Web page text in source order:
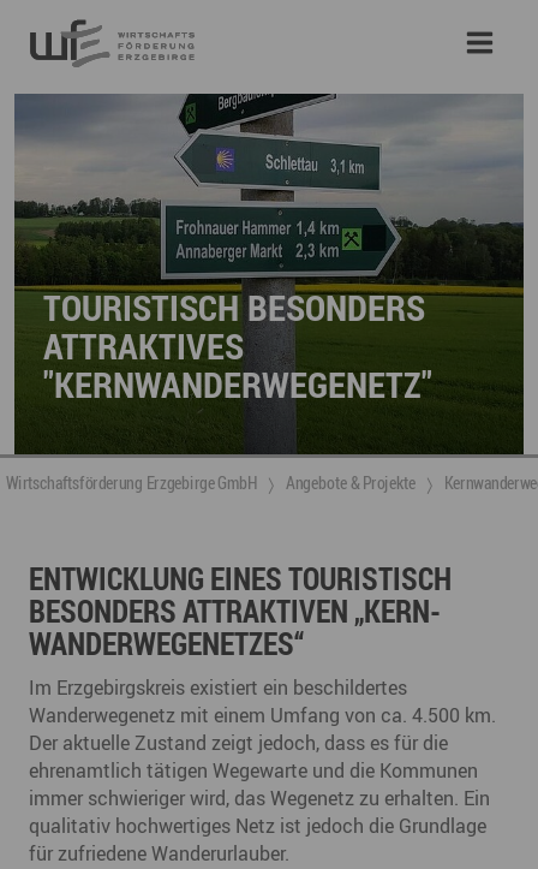
TOURISTISCH BESONDERS
ATTRAKTIVES
"KERNWANDERWEGENETZ"
Wirtschaftsförderung Erzgebirge GmbH Angebote & Projekte
ENTWICKLUNG EINES TOURISTISCH
BESONDERS ATTRAKTIVEN „KERN-
WANDERWEGENETZES“
Im Erzgebirgskreis existiert ein beschildertes
Wanderwegenetz mit einem Umfang von ca. 4.500 km.
Der aktuelle Zustand zeigt jedoch, dass es für die
ehrenamtlich tätigen Wegewarte und die Kommunen
immer schwieriger wird, das Wegenetz zu erhalten. Ein
qualitativ hochwertiges Netz ist jedoch die Grundlage
für zufriedene Wanderurlauber.